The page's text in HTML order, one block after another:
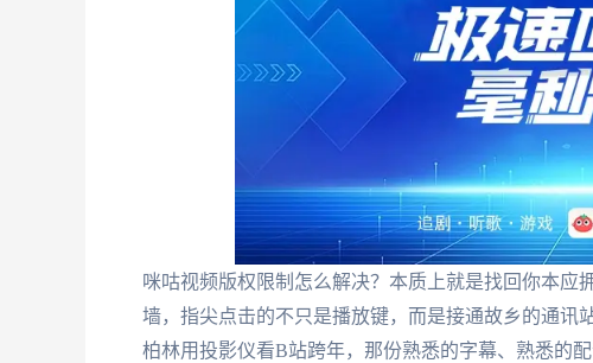
咪咕视频版权限制怎么解决？本质上就是找回你本应
墙，指尖点击的不只是播放键，而是接通故乡的通讯
柏林用投影仪看B站跨年，那份熟悉的字幕、熟悉的